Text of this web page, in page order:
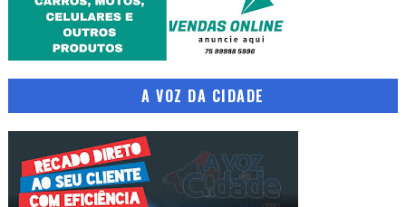
A VOZ DA CIDADE